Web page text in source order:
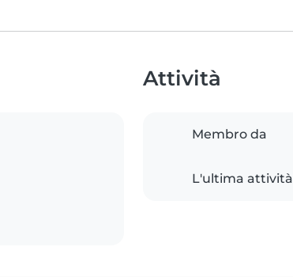
Attività
Membro da
L'ultima attività